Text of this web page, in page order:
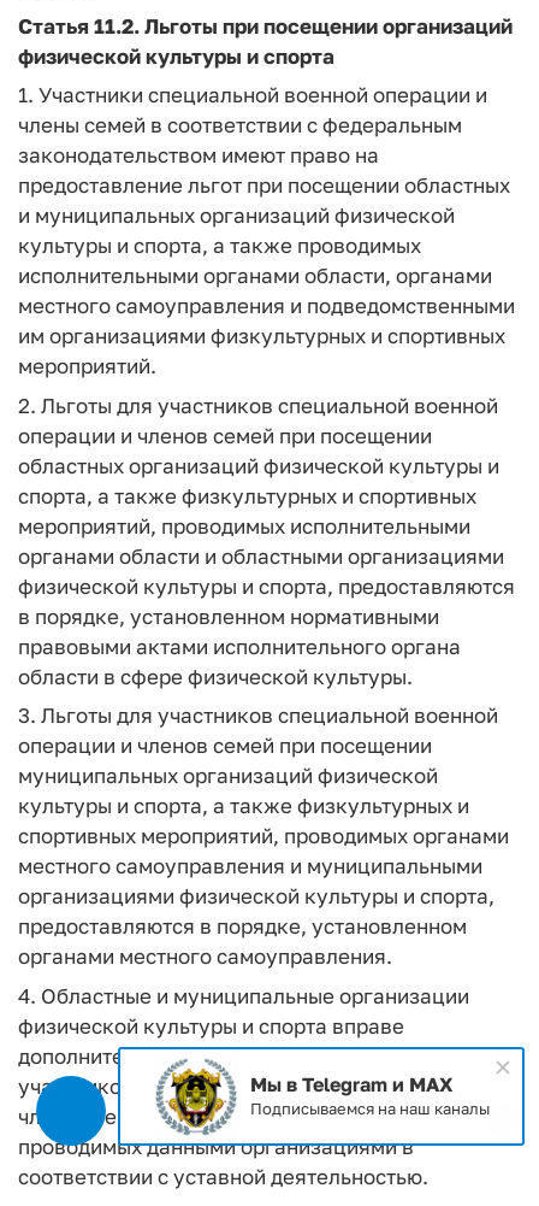
Статья 11.2.Льготы при посещении организаций
физической культуры и спорта
1. Участники специальной военной операции и
члены семей в соответствии с федеральным
законодательством имеют право на
предоставление льгот при посещении областных
и муниципальных организаций физической
культуры и спорта, а также проводимых
исполнительными органами области, органами
местного самоуправления и подведомственными
им организациями физкультурных и спортивных
мероприятий.
2. Льготы для участников специальной военной
операции и членов семей при посещении
областных организаций физической культуры и
спорта, а также физкультурных и спортивных
мероприятий, проводимых исполнительными
органами области и областными организациями
физической культуры и спорта, предоставляются
в порядке, установленном нормативными
правовыми актами исполнительного органа
области в сфере физической культуры.
3. Льготы для участников специальной военной
операции и членов семей при посещении
муниципальных организаций физической
культуры и спорта, а также физкультурных и
спортивных мероприятий, проводимых органами
местного самоуправления и муниципальными
организациями физической культуры и спорта,
предоставляются в порядке, установленном
органами местного самоуправления.
4. Областные и муниципальные организации
физической культуры и спорта вправе
дополнительно устанавливать льготы для
участников специальной военной операции и
членов семей при посещении мероприятий,
проводимых данными организациями в
соответствии с уставной деятельностью.
Мы в Telegram и MAX
Подписываемся на наш каналы